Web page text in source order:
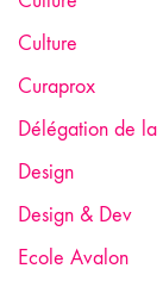
Culture
Curaprox
Délégation de la
Design
Design & Dev
Ecole Avalon